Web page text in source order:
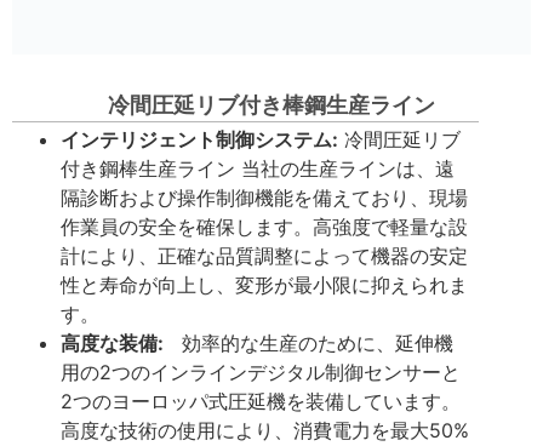
冷間圧延リブ付き棒鋼生産ライン
インテリジェント制御システム: 冷間圧延リブ
付き鋼棒生産ライン 当社の生産ラインは、遠
隔診断および操作制御機能を備えており、現場
作業員の安全を確保します。高強度で軽量な設
計により、正確な品質調整によって機器の安定
性と寿命が向上し、変形が最小限に抑えられま
す。
高度な装備: 効率的な生産のために、延伸機
用の2つのインラインデジタル制御センサーと
2つのヨーロッパ式圧延機を装備しています。
高度な技術の使用により、消費電力を最大50%